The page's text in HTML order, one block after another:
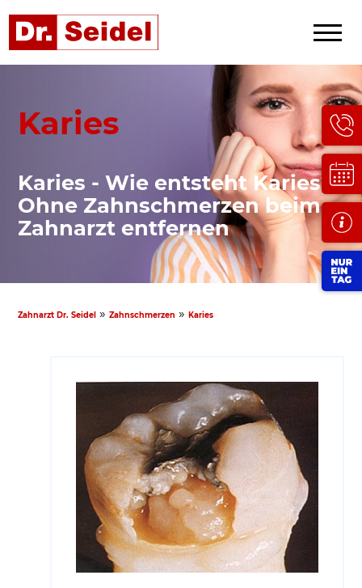
Zahnarzt Dr. Seidel »Zahnschmerzen »Karies
Karies
Karies - Wie entsteht Karies?
Ohne Zahnschmerzen beim
Zahnarzt entfernen